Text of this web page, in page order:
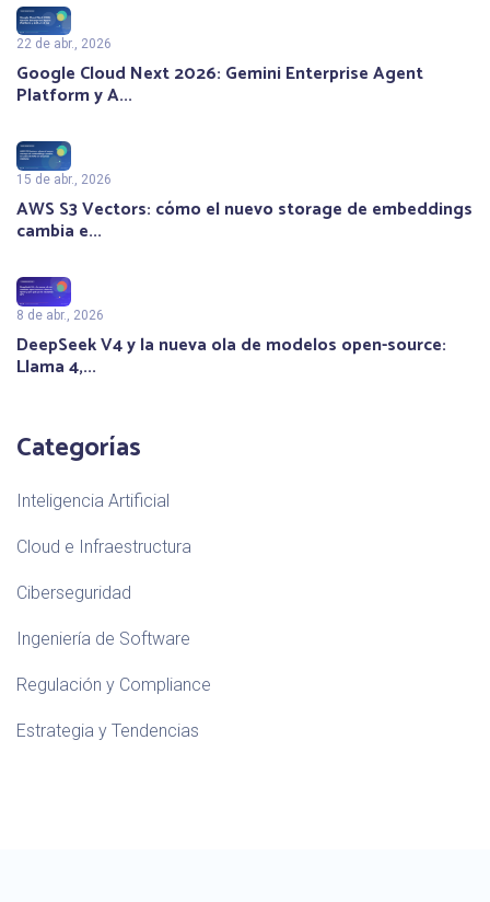
22 de abr., 2026
Google Cloud Next 2026: Gemini Enterprise Agent
Platform y A...
15 de abr., 2026
AWS S3 Vectors: cómo el nuevo storage de embeddings
cambia e...
8 de abr., 2026
DeepSeek V4 y la nueva ola de modelos open-source:
Llama 4,...
Categorías
Inteligencia Artificial
Cloud e Infraestructura
Ciberseguridad
Ingeniería de Software
Regulación y Compliance
Estrategia y Tendencias